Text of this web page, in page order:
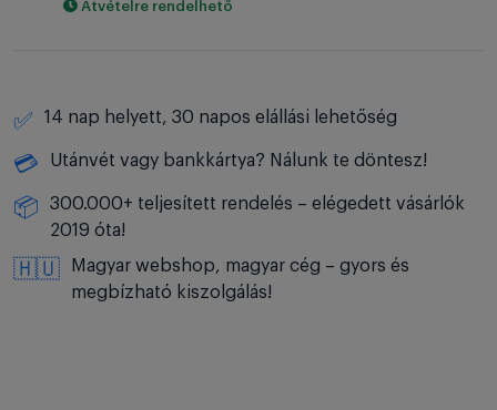
Átvételre rendelhető
✅ 14 nap helyett, 30 napos elállási lehetőség
💳 Utánvét vagy bankkártya? Nálunk te döntesz!
📦
300.000+ teljesített rendelés – elégedett vásárlók
2019 óta!
🇭🇺
Magyar webshop, magyar cég – gyors és
megbízható kiszolgálás!